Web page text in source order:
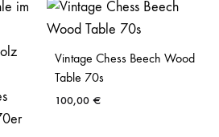
Vintage Chess Beech Wood
Table 70s
100,00 €